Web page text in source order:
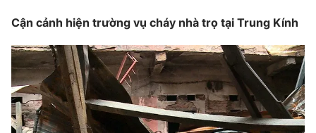
Cận cảnh hiện trường vụ cháy nhà trọ tại Trung Kính